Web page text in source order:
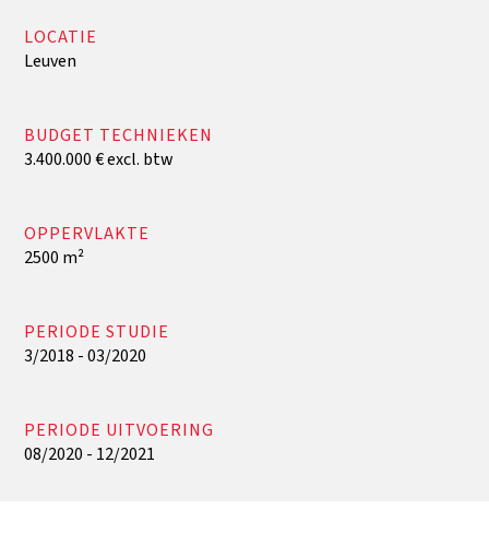
LOCATIE
Leuven
BUDGET TECHNIEKEN
3.400.000 € excl. btw
OPPERVLAKTE
2500 m²
PERIODE STUDIE
3/2018 - 03/2020
PERIODE UITVOERING
08/2020 - 12/2021